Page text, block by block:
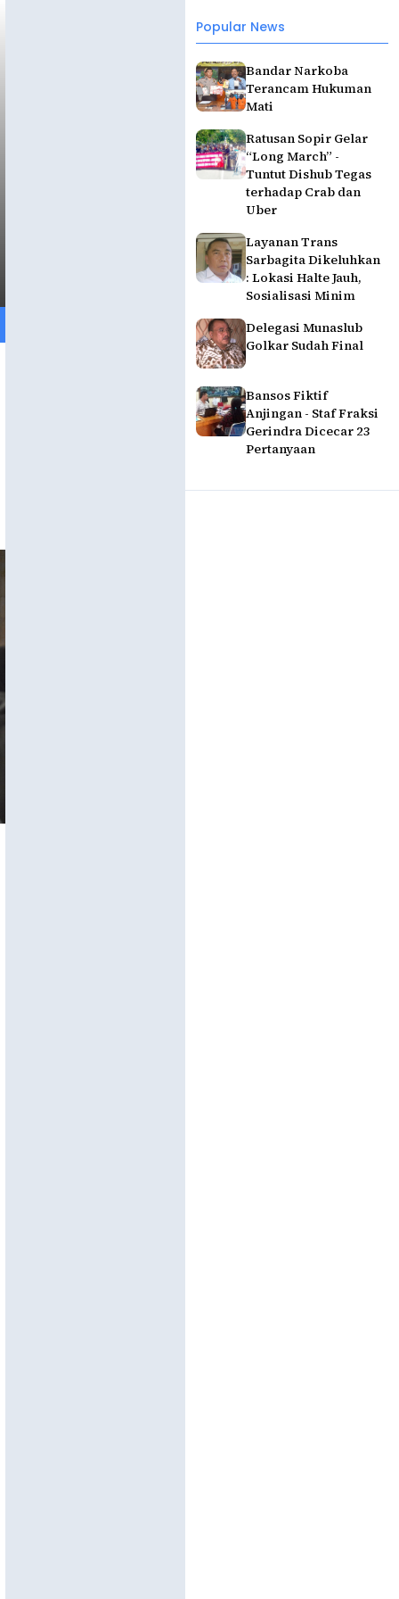
Popular News
Bandar Narkoba
Terancam Hukuman
Mati
Ratusan Sopir Gelar
“Long March” -
Tuntut Dishub Tegas
terhadap Crab dan
Uber
Layanan Trans
Sarbagita Dikeluhkan
: Lokasi Halte Jauh,
Sosialisasi Minim
Delegasi Munaslub
Golkar Sudah Final
Bansos Fiktif
Anjingan - Staf Fraksi
Gerindra Dicecar 23
Pertanyaan